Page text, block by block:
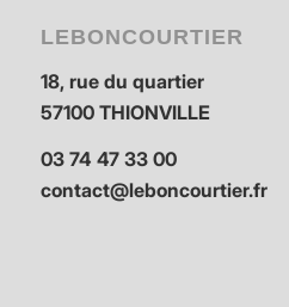
LEBONCOURTIER
18, rue du quartier
57100 THIONVILLE
03 74 47 33 00
contact@leboncourtier.fr